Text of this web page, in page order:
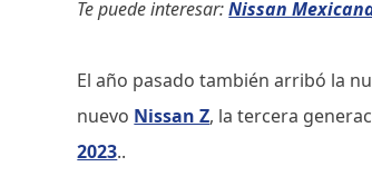
Te puede interesar:Nissan
El año pasado también arribó la
nuevo Nissan Z, la tercera
2023..